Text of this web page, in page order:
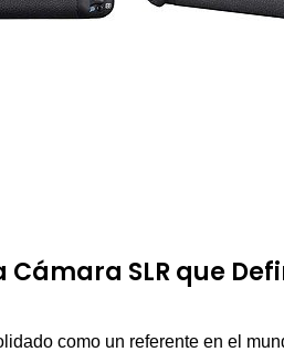
Cámara SLR que
como un referente en el